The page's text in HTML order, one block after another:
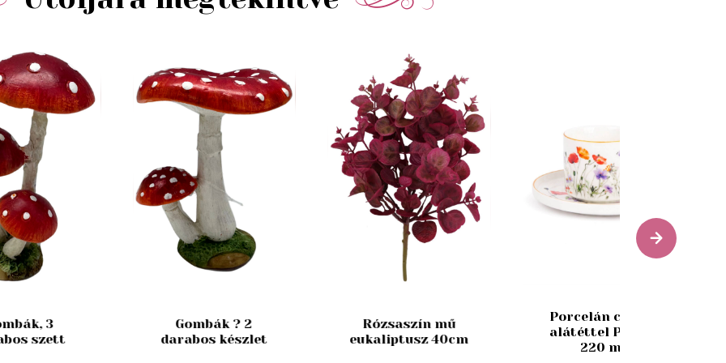
3
szett
Gombák ? 2
darabos készlet
Rózsaszín mű
eukaliptusz 40cm
Porcelán csésze
alátéttel Pipacs
220 ml